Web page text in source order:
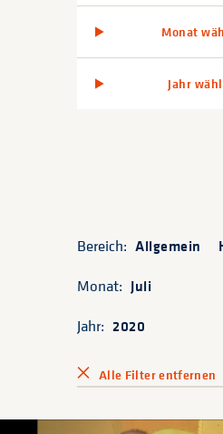
Monat
Jahr
Bereich: Allgemein
Monat: Juli
Jahr: 2020
Alle Filter entfernen